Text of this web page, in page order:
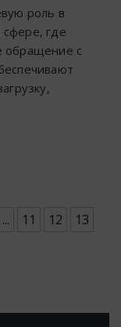
роль в
где
обращение с
... 11 12
13